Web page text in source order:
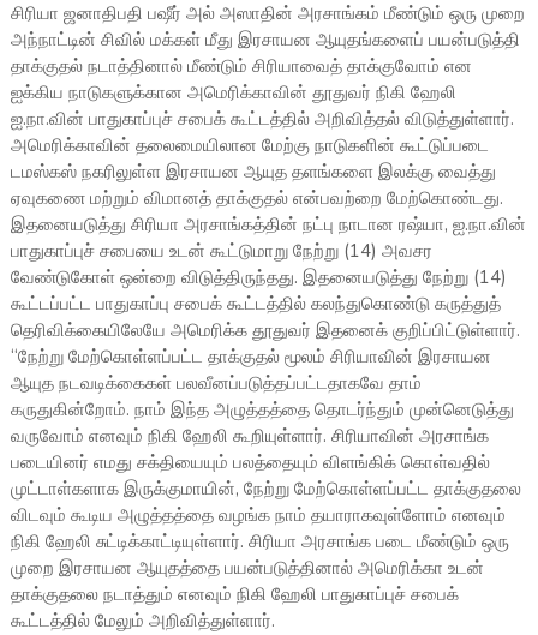
சிரியா ஜனாதிபதி பஷீர் அல் அஸாதின் அரசாங்கம் மீண்டும் ஒரு முறை
அந்நாட்டின் சிவில் மக்கள் மீது இரசாயன ஆயுதங்களைப் பயன்படுத்தி
தாக்குதல் நடாத்தினால் மீண்டும் சிரியாவைத் தாக்குவோம் என
ஐக்கிய நாடுகளுக்கான அமெரிக்காவின் தூதுவர் நிகி ஹேலி
ஐ.நா.வின் பாதுகாப்புச் சபைக் கூட்டத்தில் அறிவித்தல் விடுத்துள்ளார்.
அமெரிக்காவின் தலைமையிலான மேற்கு நாடுகளின் கூட்டுப்படை
டமஸ்கஸ் நகரிலுள்ள இரசாயன ஆயுத தளங்களை இலக்கு வைத்து
ஏவுகணை மற்றும் விமானத் தாக்குதல் என்பவற்றை மேற்கொண்டது.
இதனையடுத்து சிரியா அரசாங்கத்தின் நட்பு நாடான ரஷ்யா, ஐ.நா.வின்
பாதுகாப்புச் சபையை உடன் கூட்டுமாறு நேற்று (14) அவசர
வேண்டுகோள் ஒன்றை விடுத்திருந்தது. இதனையடுத்து நேற்று (14)
கூட்டப்பட்ட பாதுகாப்பு சபைக் கூட்டத்தில் கலந்துகொண்டு கருத்துத்
தெரிவிக்கையிலேயே அமெரிக்க தூதுவர் இதனைக் குறிப்பிட்டுள்ளார்.
“நேற்று மேற்கொள்ளப்பட்ட தாக்குதல் மூலம் சிரியாவின் இரசாயன
ஆயுத நடவடிக்கைகள் பலவீனப்படுத்தப்பட்டதாகவே தாம்
கருதுகின்றோம். நாம் இந்த அழுத்தத்தை தொடர்ந்தும் முன்னெடுத்து
வருவோம் எனவும் நிகி ஹேலி கூறியுள்ளார். சிரியாவின் அரசாங்க
படையினர் எமது சக்தியையும் பலத்தையும் விளங்கிக் கொள்வதில்
முட்டாள்களாக இருக்குமாயின், நேற்று மேற்கொள்ளப்பட்ட தாக்குதலை
விடவும் கூடிய அழுத்தத்தை வழங்க நாம் தயாராகவுள்ளோம் எனவும்
நிகி ஹேலி சுட்டிக்காட்டியுள்ளார். சிரியா அரசாங்க படை மீண்டும் ஒரு
முறை இரசாயன ஆயுதத்தை பயன்படுத்தினால் அமெரிக்கா உடன்
தாக்குதலை நடாத்தும் எனவும் நிகி ஹேலி பாதுகாப்புச் சபைக்
கூட்டத்தில் மேலும் அறிவித்துள்ளார்.